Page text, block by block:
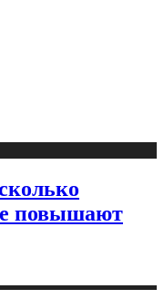
повышают